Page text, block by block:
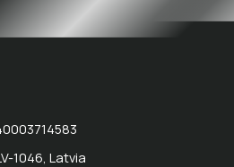
1046, Latvia